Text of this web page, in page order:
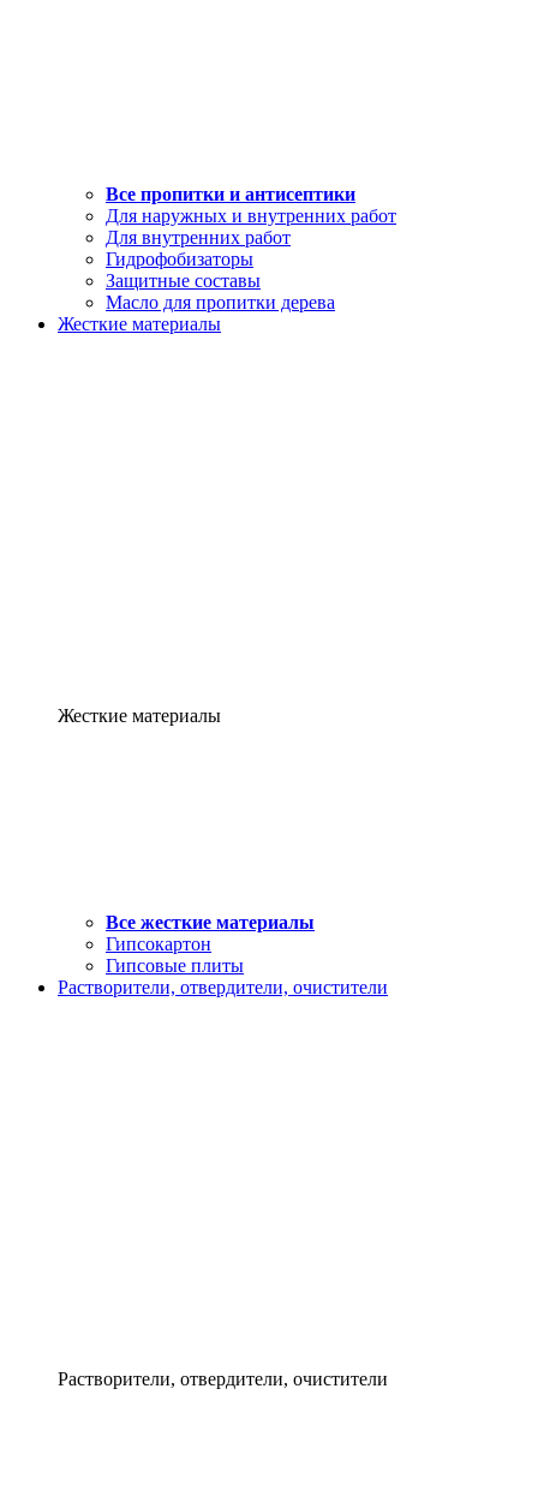
Все пропитки и антисептики
Для наружных и внутренних работ
Для внутренних работ
Гидрофобизаторы
Защитные составы
Масло для пропитки дерева
Жесткие материалы
Жесткие материалы
Все жесткие материалы
Гипсокартон
Гипсовые плиты
Растворители, отвердители, очистители
Растворители, отвердители, очистители